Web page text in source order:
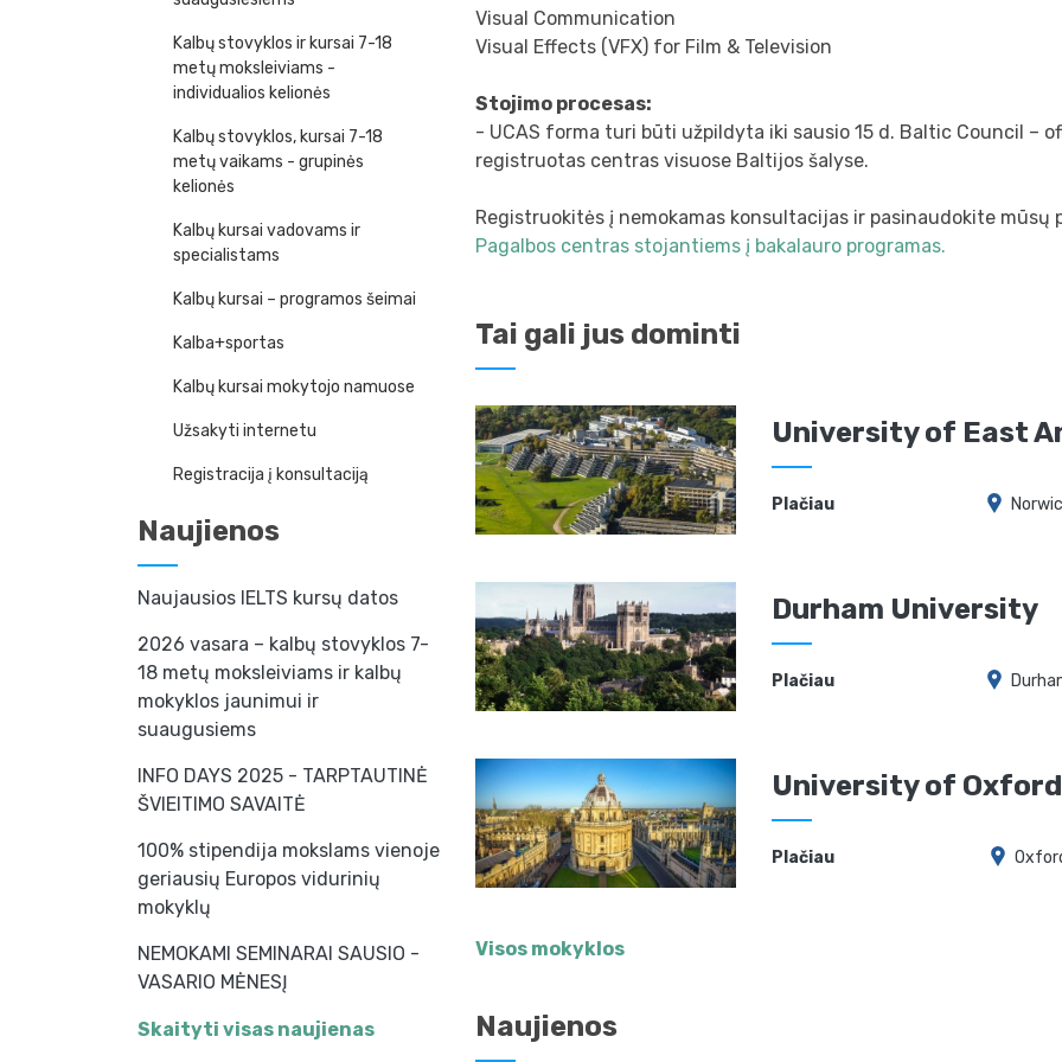
Kalbų stovyklos ir kursai 7-18
metų moksleiviams -
individualios kelionės
Kalbų stovyklos, kursai 7-18
metų vaikams - grupinės
kelionės
Kalbų kursai vadovams ir
specialistams
Kalbų kursai – programos šeimai
Kalba+sportas
Kalbų kursai mokytojo namuose
Užsakyti internetu
Registracija į konsultaciją
Naujienos
Naujausios IELTS kursų datos
2026 vasara – kalbų stovyklos 7-
18 metų moksleiviams ir kalbų
mokyklos jaunimui ir
suaugusiems
INFO DAYS 2025 - TARPTAUTINĖ
ŠVIEITIMO SAVAITĖ
100% stipendija mokslams vienoje
geriausių Europos vidurinių
mokyklų
NEMOKAMI SEMINARAI SAUSIO -
VASARIO MĖNESĮ
Skaityti visas naujienas
Visual Communication
Visual Effects (VFX) for Film & Television
Stojimo procesas:
- UCAS forma turi būti užpildyta iki sausio 15 d. Baltic Council –
registruotas centras visuose Baltijos šalyse.
Registruokitės į nemokamas konsultacijas ir pasinaudokite mūsų
Pagalbos centras stojantiems į bakalauro programas.
Tai gali jus dominti
University of East
Plačiau
Durham University
Plačiau
University of Oxford
Plačiau
Visos mokyklos
Naujienos